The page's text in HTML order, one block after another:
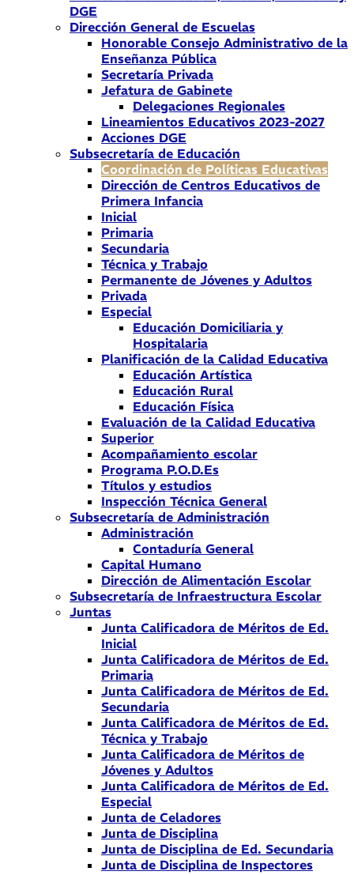
DGE
Dirección General de Escuelas
Honorable Consejo Administrativo de la
Enseñanza Pública
Secretaría Privada
Jefatura de Gabinete
Delegaciones Regionales
Lineamientos Educativos 2023-2027
Acciones DGE
Subsecretaría de Educación
Coordinación de Políticas Educativas
Dirección de Centros Educativos de
Primera Infancia
Inicial
Primaria
Secundaria
Técnica y Trabajo
Permanente de Jóvenes y Adultos
Privada
Especial
Educación Domiciliaria y
Hospitalaria
Planificación de la Calidad Educativa
Educación Artística
Educación Rural
Educación Física
Evaluación de la Calidad Educativa
Superior
Acompañamiento escolar
Programa P.O.D.Es
Títulos y estudios
Inspección Técnica General
Subsecretaría de Administración
Administración
Contaduría General
Capital Humano
Dirección de Alimentación Escolar
Subsecretaría de Infraestructura Escolar
Juntas
Junta Calificadora de Méritos de Ed.
Inicial
Junta Calificadora de Méritos de Ed.
Primaria
Junta Calificadora de Méritos de Ed.
Secundaria
Junta Calificadora de Méritos de Ed.
Técnica y Trabajo
Junta Calificadora de Méritos de
Jóvenes y Adultos
Junta Calificadora de Méritos de Ed.
Especial
Junta de Celadores
Junta de Disciplina
Junta de Disciplina de Ed. Secundaria
Junta de Disciplina de Inspectores